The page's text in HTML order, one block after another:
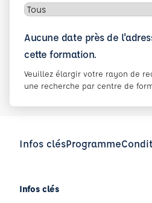
Aucune date près de
cette formation.
Veuillez élargir votre rayon de
une recherche par centre de
Infos clésProgramme
Infos clés